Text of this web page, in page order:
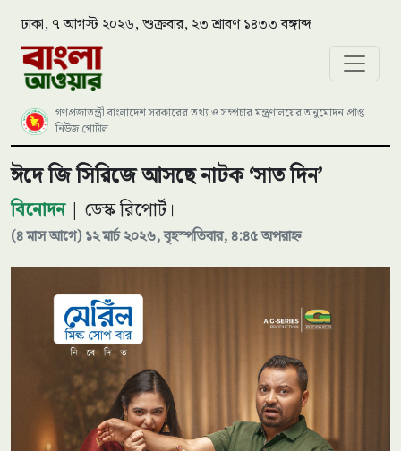
ঢাকা, ৭ আগস্ট ২০২৬, শুক্রবার, ২৩ শ্রাবণ ১৪৩৩ বঙ্গাব্দ
গণপ্রজাতন্ত্রী বাংলাদেশ সরকারের তথ্য ও সম্প্রচার মন্ত্রণালয়ের অনুমোদন প্রাপ্ত
নিউজ পোর্টাল
ঈদে জি সিরিজে আসছে নাটক ‘সাত দিন’
বিনোদন| ডেস্ক রিপোর্ট।
(৪ মাস আগে) ১২ মার্চ ২০২৬, বৃহস্পতিবার, ৪:৪৫ অপরাহ্ন